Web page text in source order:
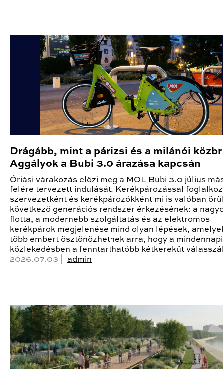
Drágább, mint a párizsi és a milánói
Aggályok a Bubi 3.0 árazása kapcsán
Óriási várakozás előzi meg a MOL Bubi 3.0 július
felére tervezett indulását. Kerékpározással
szervezetként és kerékpározókként mi is valóban
következő generációs rendszer érkezésének: a
flotta, a modernebb szolgáltatás és az elektromos
kerékpárok megjelenése mind olyan lépések,
több embert ösztönözhetnek arra, hogy a mindennapi
közlekedésben a fenntarthatóbb kétkerekűt
2026.07.03 | admin